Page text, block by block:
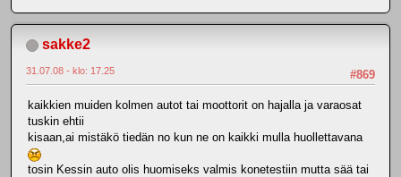
sakke2
#869
31.07.08 - klo: 17.25
kaikkien muiden kolmen autot tai moottorit on hajalla ja varaosat
tuskin ehtii
kisaan,ai mistäkö tiedän no kun ne on kaikki mulla huollettavana
tosin Kessin auto olis huomiseks valmis konetestiin mutta sää tai